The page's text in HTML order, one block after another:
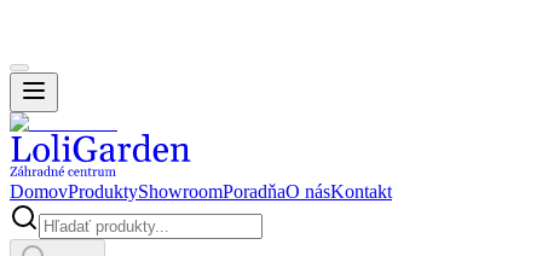
DomovProduktyShowroomPoradňaO násKontakt